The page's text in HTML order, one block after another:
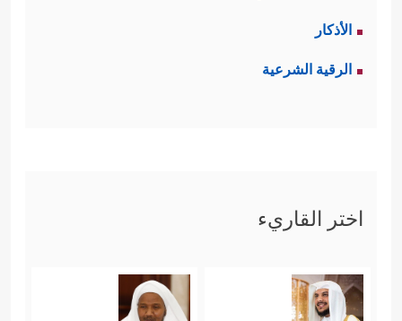
الأذكار
الرقية الشرعية
اختر القاريء